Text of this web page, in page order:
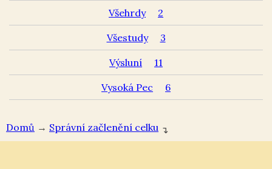
Domů → Správní začlenění celku ↴
Všehrdy 2
Všestudy 3
Výsluní 11
Vysoká Pec 6